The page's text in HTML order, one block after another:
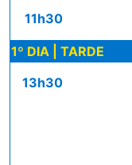
11h30
1º DIA | TARDE
13h30